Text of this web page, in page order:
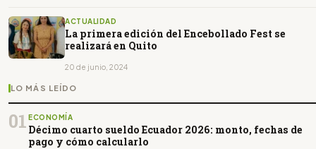
ACTUALIDAD
La primera edición del Encebollado Fest se
realizará en Quito
20 de junio, 2024
LO MÁS LEÍDO
01 ECONOMÍA
Décimo cuarto sueldo Ecuador 2026: monto, fechas de
pago y cómo calcularlo